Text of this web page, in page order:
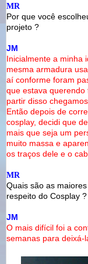
MR
Por que você
projeto ?
JM
Inicialmente a minha
mesma armadura
aí conforme foram
que estava querendo
partir disso
Então depois de
cosplay, decidi que
mais que seja um
muito massa e
os traços dele e o
MR
Quais são as
respeito do Cosplay ?
JM
O mais difícil foi a
semanas para deixá-